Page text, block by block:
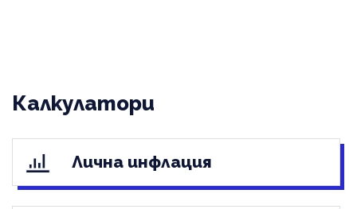
Калкулатори
Лична инфлация